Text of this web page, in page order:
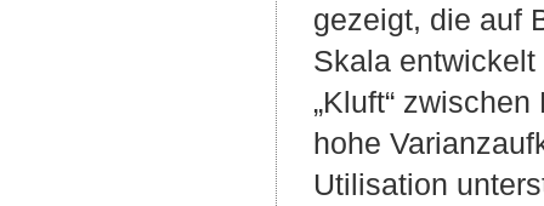
gezeigt, die auf
Skala
„Kluft“
hohe
Utilisation